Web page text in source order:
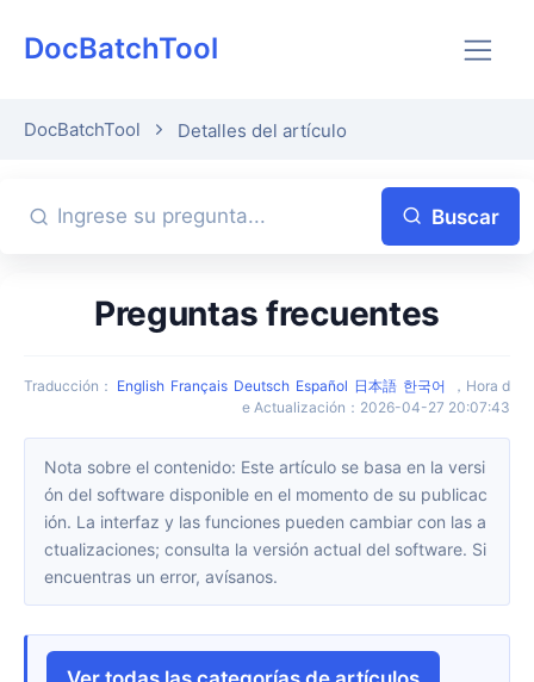
DocBatchTool
DocBatchTool Detalles del artículo
Buscar
Preguntas frecuentes
Traducción ： English Français Deutsch Español 日本語 한국어 ， Hora d
e Actualización ： 2026-04-27 20:07:43
Nota sobre el contenido: Este artículo se basa en la versi
ón del software disponible en el momento de su publicac
ión. La interfaz y las funciones pueden cambiar con las a
ctualizaciones; consulta la versión actual del software. Si
encuentras un error, avísanos.